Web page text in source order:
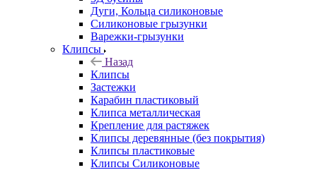
Дуги, Кольца силиконовые
Силиконовые грызунки
Варежки-грызунки
Клипсы
Назад
Клипсы
Застежки
Карабин пластиковый
Клипса металлическая
Крепление для растяжек
Клипсы деревянные (без покрытия)
Клипсы пластиковые
Клипсы Силиконовые